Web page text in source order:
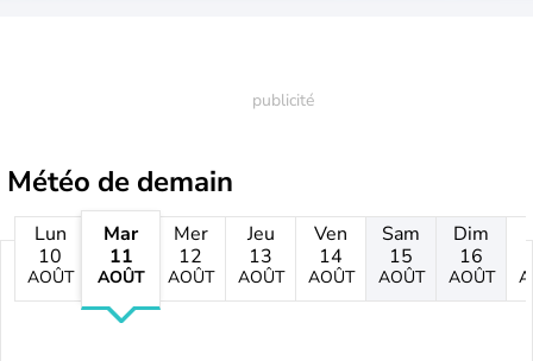
Météo de demain
Lun
10
AOÛT
Mar
11
AOÛT
Mer
12
AOÛT
Jeu
13
AOÛT
Ven
14
AOÛT
Sam
15
AOÛT
Dim
16
AOÛT